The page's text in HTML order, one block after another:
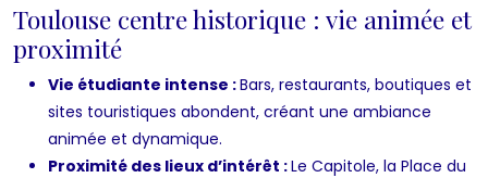
Toulouse centre historique : vie animée et
proximité
Vie étudiante intense :Bars, restaurants, boutiques et
sites touristiques abondent, créant une ambiance
animée et dynamique.
Proximité des lieux d’intérêt :Le Capitole, la Place du